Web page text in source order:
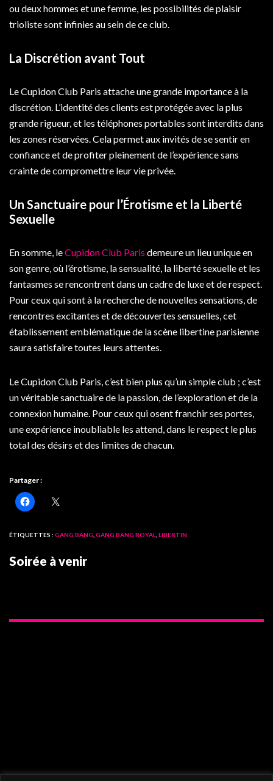
ou deux hommes et une femme, les possibilités de plaisir
trioliste sont infinies au sein de ce club.
La Discrétion avant Tout
Le Cupidon Club Paris attache une grande importance à la
discrétion. L’identité des clients est protégée avec la plus
grande rigueur, et les téléphones portables sont interdits dans
les zones réservées. Cela permet aux invités de se sentir en
confiance et de profiter pleinement de l’expérience sans
crainte de compromettre leur vie privée.
Un Sanctuaire pour l’Érotisme et la Liberté
Sexuelle
En somme, leCupidon Club Paris demeure un lieu unique en
son genre, où l’érotisme, la sensualité, la liberté sexuelle et les
fantasmes se rencontrent dans un cadre de luxe et de respect.
Pour ceux qui sont à la recherche de nouvelles sensations, de
rencontres excitantes et de découvertes sensuelles, cet
établissement emblématique de la scène libertine parisienne
saura satisfaire toutes leurs attentes.
Le Cupidon Club Paris, c’est bien plus qu’un simple club ; c’est
un véritable sanctuaire de la passion, de l’exploration et de la
connexion humaine. Pour ceux qui osent franchir ses portes,
une expérience inoubliable les attend, dans le respect le plus
total des désirs et des limites de chacun.
Partager :
ÉTIQUETTES : GANG BANG GANG BANG ROYAL LIBERTIN
Soirée à venir